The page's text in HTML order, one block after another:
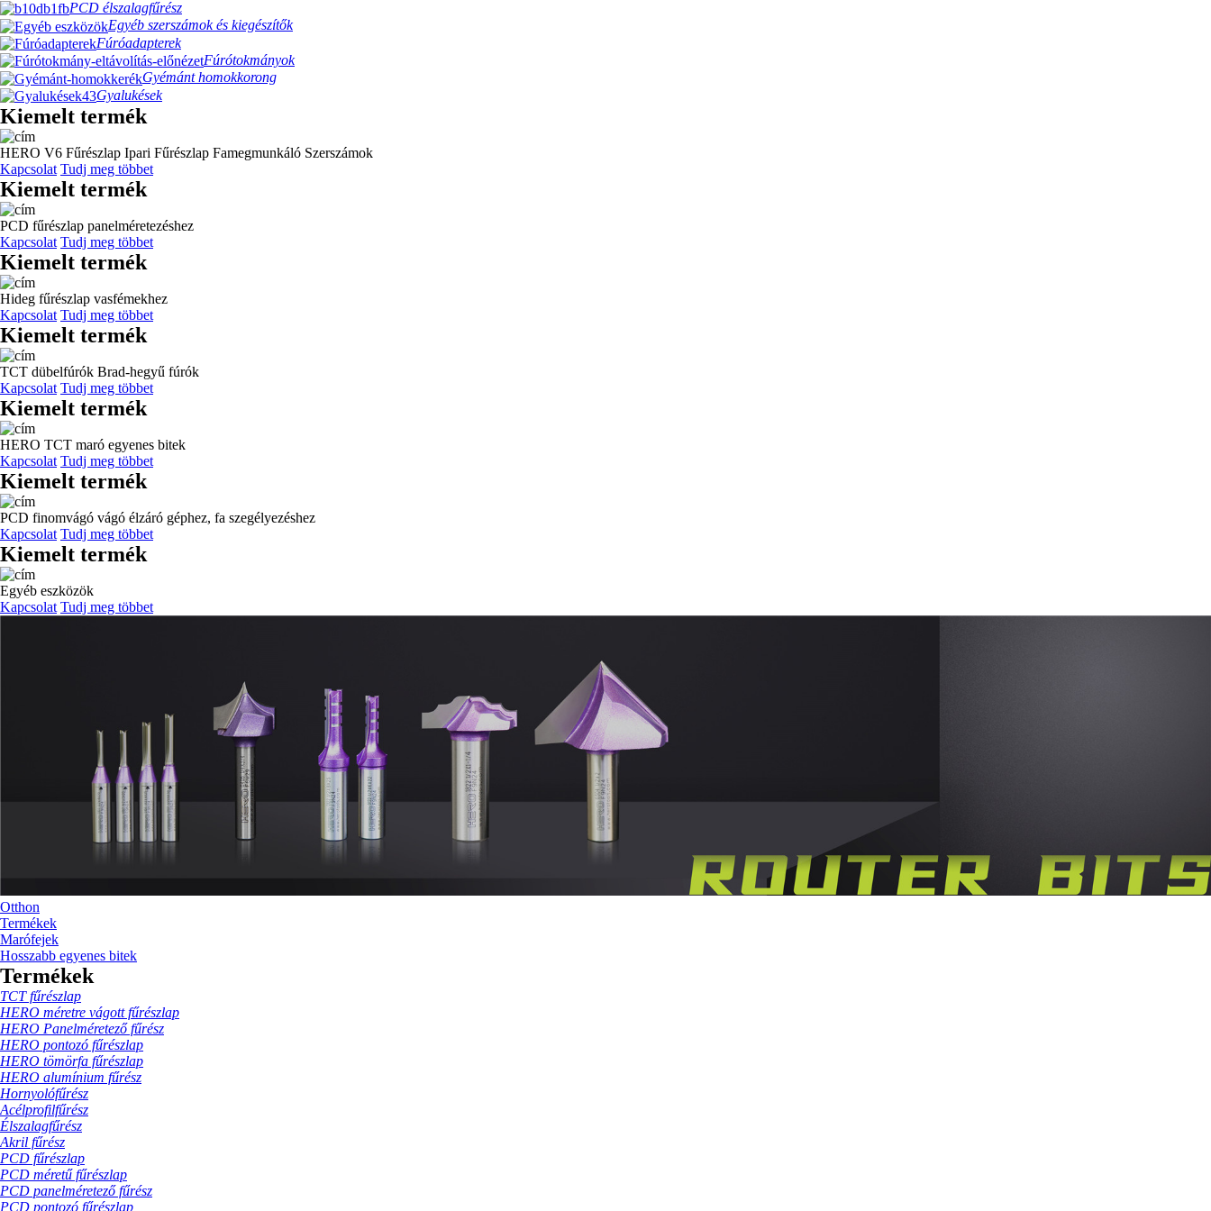
PCD élszalagfűrész
Egyéb szerszámok és kiegészítők
Fúróadapterek
Fúrótokmányok
Gyémánt homokkorong
Gyalukések
Kiemelt termék
HERO V6 Fűrészlap Ipari Fűrészlap Famegmunkáló Szerszámok
Kapcsolat Tudj meg többet
Kiemelt termék
PCD fűrészlap panelméretezéshez
Kapcsolat Tudj meg többet
Kiemelt termék
Hideg fűrészlap vasfémekhez
Kapcsolat Tudj meg többet
Kiemelt termék
TCT dübelfúrók Brad-hegyű fúrók
Kapcsolat Tudj meg többet
Kiemelt termék
HERO TCT maró egyenes bitek
Kapcsolat Tudj meg többet
Kiemelt termék
PCD finomvágó vágó élzáró géphez, fa szegélyezéshez
Kapcsolat Tudj meg többet
Kiemelt termék
Egyéb eszközök
Kapcsolat Tudj meg többet
Otthon
Termékek
Marófejek
Hosszabb egyenes bitek
Termékek
TCT fűrészlap
HERO méretre vágott fűrészlap
HERO Panelméretező fűrész
HERO pontozó fűrészlap
HERO tömörfa fűrészlap
HERO alumínium fűrész
Hornyolófűrész
Acélprofilfűrész
Élszalagfűrész
Akril fűrész
PCD fűrészlap
PCD méretű fűrészlap
PCD panelméretező fűrész
PCD pontozó fűrészlap